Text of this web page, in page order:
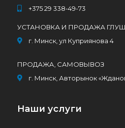
+375 29 338-49-73
УСТАНОВКА И ПРОДАЖА
г. Минск, ул Куприянова 4
ПРОДАЖА, САМОВЫВОЗ
г. Минск, Авторынок
Наши услуги